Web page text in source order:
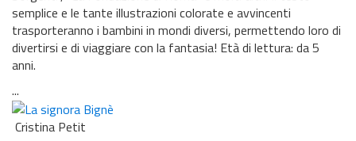
semplice e le tante illustrazioni colorate e avvincenti
trasporteranno i bambini in mondi diversi, permettendo loro di
divertirsi e di viaggiare con la fantasia! Età di lettura: da 5
anni.
...
Cristina Petit